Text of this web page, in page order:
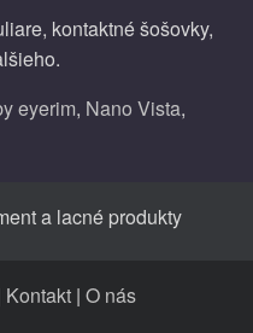
kontaktné šošovky,
eyerim, Nano Vista,
a lacné produkty
Kontakt | O nás